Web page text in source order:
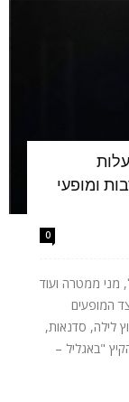
ומופעי
0
מני ממטרה ועוד
ל־21 באוגוסט. לצד המופעים
לילה, סדנאות,
"באגליל –